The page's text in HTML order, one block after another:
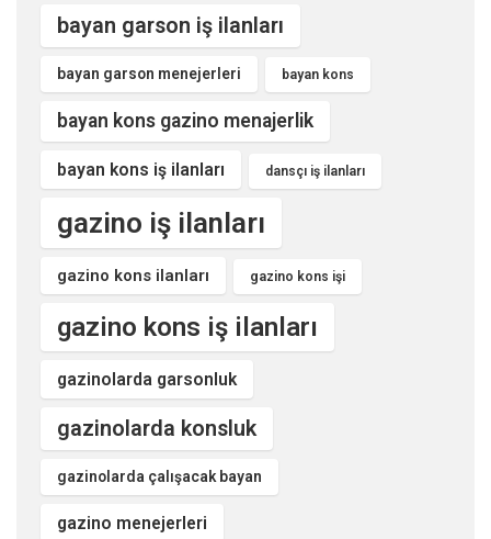
bayan garson iş ilanları
bayan garson menejerleri bayan kons
bayan kons gazino menajerlik
bayan kons iş ilanları dansçı iş ilanları
gazino iş ilanları
gazino kons ilanları gazino kons işi
gazino kons iş ilanları
gazinolarda garsonluk
gazinolarda konsluk
gazinolarda çalışacak bayan
gazino menejerleri